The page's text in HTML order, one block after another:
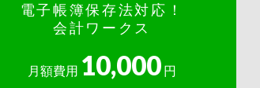
電子帳簿保存法対応！
会計ワークス
月額費用 10,000 円